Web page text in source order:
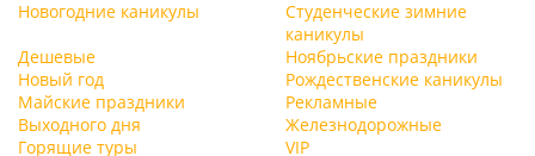
Новогодние каникулы
Студенческие зимние
каникулы
Дешевые
Ноябрьские праздники
Новый год
Рождественские каникулы
Майские праздники
Рекламные
Выходного дня
Железнодорожные
Горящие туры
VIP